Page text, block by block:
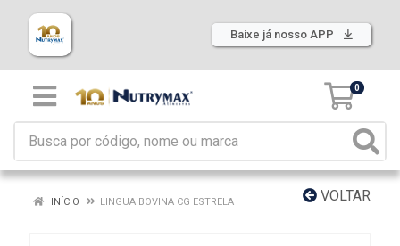
Baixe já nosso APP
0
VOLTAR
INÍCIO LINGUA BOVINA CG ESTRELA